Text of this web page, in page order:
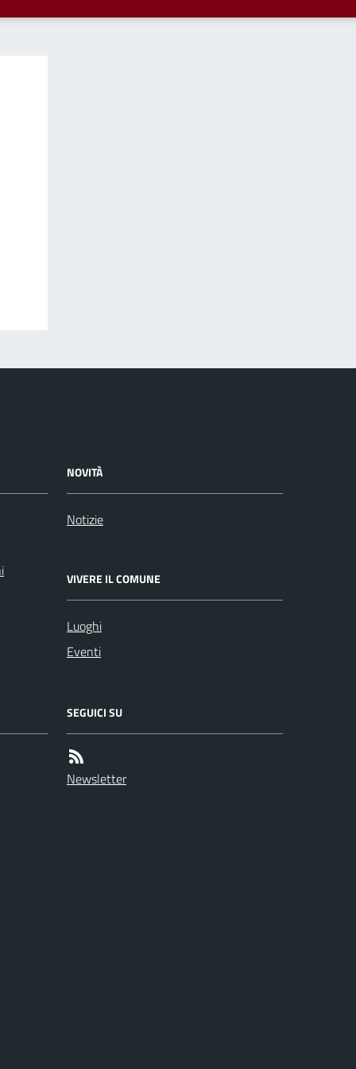
NOVITÀ
Notizie
VIVERE IL COMUNE
Luoghi
Eventi
SEGUICI SU
Newsletter